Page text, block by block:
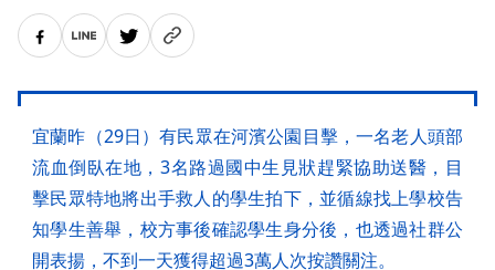
宜蘭昨（29日）有民眾在河濱公園目擊，一名老人頭部
流血倒臥在地，3名路過國中生見狀趕緊協助送醫，目
擊民眾特地將出手救人的學生拍下，並循線找上學校告
知學生善舉，校方事後確認學生身分後，也透過社群公
開表揚，不到一天獲得超過3萬人次按讚關注。